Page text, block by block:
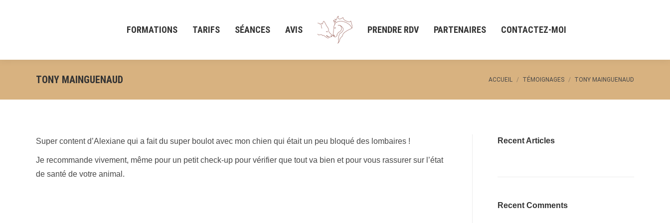
FORMATIONS TARIFS SÉANCES AVIS PRENDRE RDV PARTENAIRES CONTACTEZ-MOI
TONY MAINGUENAUD Vous êtes ici :
ACCUEIL TÉMOIGNAGES TONY MAINGUENAUD
Super content d’Alexiane qui a fait du super boulot avec mon chien qui était un peu bloqué des lombaires !
Je recommande vivement, même pour un petit check-up pour vérifier que tout va bien et pour vous rassurer sur l’état
de santé de votre animal.
Recent Articles
Recent Comments